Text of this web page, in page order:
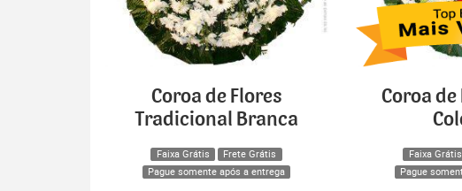
Coroa de Flores
Tradicional Branca
Faixa Grátis
Frete Grátis
Pague somente após a entrega
Coroa de
Faixa Grátis
Pague